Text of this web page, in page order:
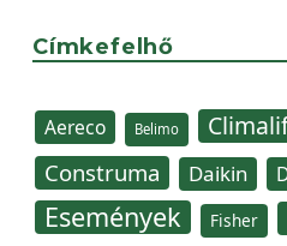
Címkefelhő
Aereco Belimo
Construma Daikin
Események Fisher